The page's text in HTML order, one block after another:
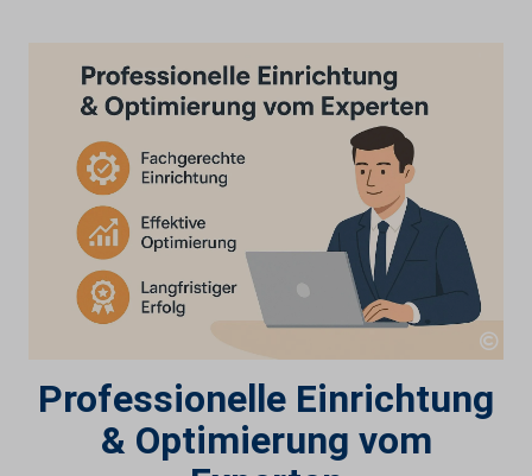
Professionelle Einrichtung
& Optimierung vom